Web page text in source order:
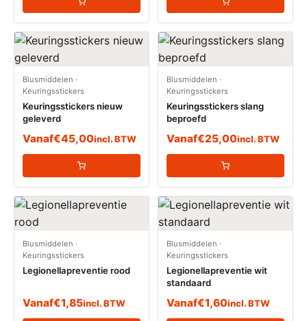
Blusmiddelen ·
Keuringsstickers
Keuringsstickers nieuw
geleverd
Vanaf€45,00incl. BTW
Blusmiddelen ·
Keuringsstickers
Keuringsstickers slang
beproefd
Vanaf€25,00incl. BTW
Blusmiddelen ·
Keuringsstickers
Legionellapreventie rood
Vanaf€1,85incl. BTW
Blusmiddelen ·
Keuringsstickers
Legionellapreventie wit
standaard
Vanaf€1,60incl. BTW